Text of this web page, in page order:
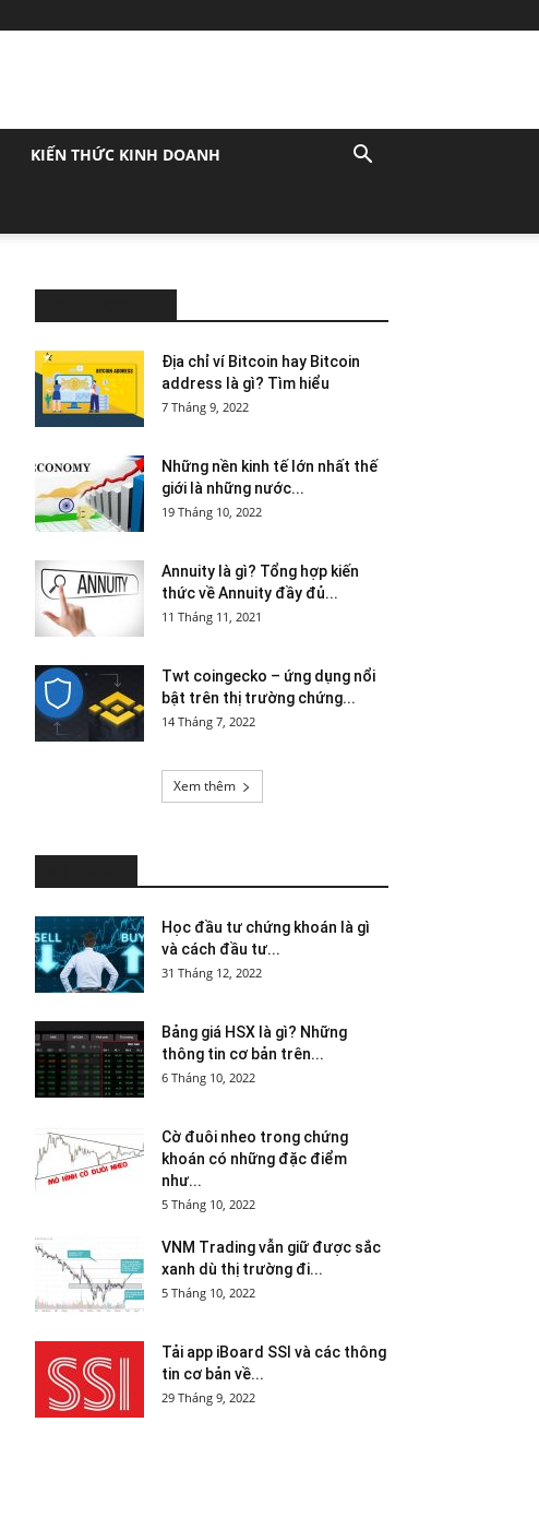
KIẾN THỨC KINH DOANH
Địa chỉ ví Bitcoin hay Bitcoin
address là gì? Tìm hiểu
7 Tháng 9, 2022
Những nền kinh tế lớn nhất thế
giới là những nước...
19 Tháng 10, 2022
Annuity là gì? Tổng hợp kiến
thức về Annuity đầy đủ...
11 Tháng 11, 2021
Twt coingecko – ứng dụng nổi
bật trên thị trường chứng...
14 Tháng 7, 2022
Xem thêm
Học đầu tư chứng khoán là gì
và cách đầu tư...
31 Tháng 12, 2022
Bảng giá HSX là gì? Những
thông tin cơ bản trên...
6 Tháng 10, 2022
Cờ đuôi nheo trong chứng
khoán có những đặc điểm
như...
5 Tháng 10, 2022
VNM Trading vẫn giữ được sắc
xanh dù thị trường đi...
5 Tháng 10, 2022
Tải app iBoard SSI và các thông
tin cơ bản về...
29 Tháng 9, 2022